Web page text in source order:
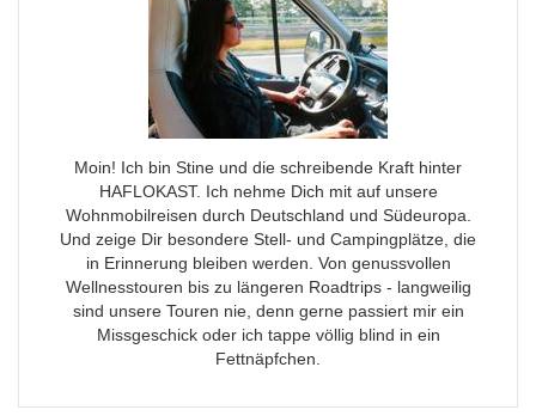
Moin! Ich bin Stine und die schreibende Kraft hinter
HAFLOKAST. Ich nehme Dich mit auf unsere
Wohnmobilreisen durch Deutschland und Südeuropa.
Und zeige Dir besondere Stell- und Campingplätze, die
in Erinnerung bleiben werden. Von genussvollen
Wellnesstouren bis zu längeren Roadtrips - langweilig
sind unsere Touren nie, denn gerne passiert mir ein
Missgeschick oder ich tappe völlig blind in ein
Fettnäpfchen.